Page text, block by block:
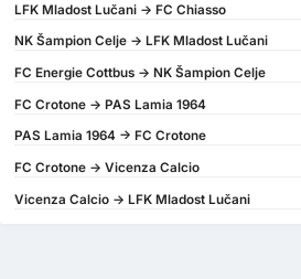
LFK Mladost Lučani -> FC Chiasso
NK Šampion Celje -> LFK Mladost Lučani
FC Energie Cottbus -> NK Šampion Celje
FC Crotone -> PAS Lamia 1964
PAS Lamia 1964 -> FC Crotone
FC Crotone -> Vicenza Calcio
Vicenza Calcio -> LFK Mladost Lučani